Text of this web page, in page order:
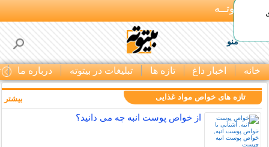
بـیتوتــه
منو
خانه اخبار داغ تازه ها تبلیغات در بیتوته درباره ما
تازه های خواص مواد غذایی
از خواص پوست انبه چه می دانید؟
بیشتر